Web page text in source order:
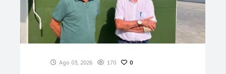
Ago 03, 2026 94 0